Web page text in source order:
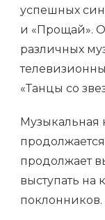
успешных
и «Прощай».
различных
«Танцы со
Музыкальная
продолжает
выступать на
поклонников.